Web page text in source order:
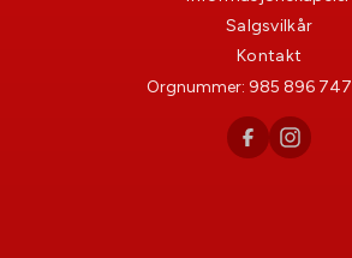
Salgsvilkår
Kontakt
Orgnummer: 985 896 747